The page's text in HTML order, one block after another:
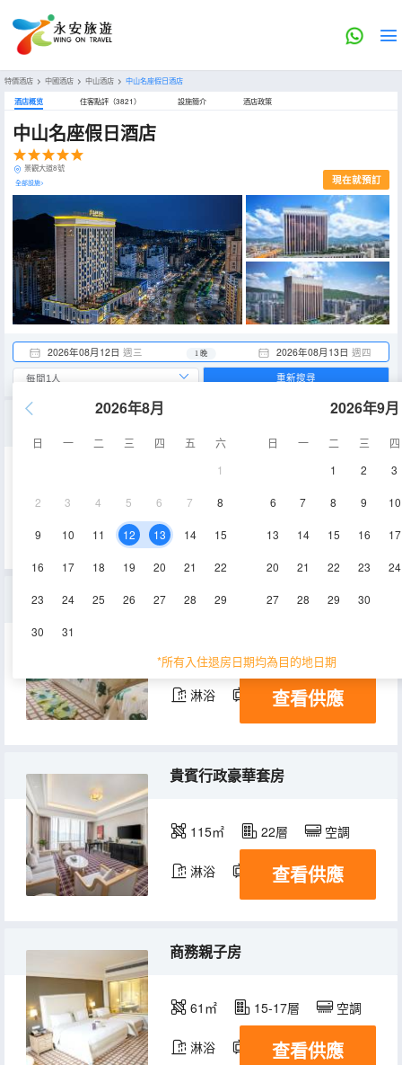
特價酒店 > 中國酒店 > 中山酒店 > 中山名座假日酒店
酒店概览 住客點評（3821） 設施簡介 酒店政策
中山名座假日酒店
景觀大道8號
全部設施> 現在就預訂
2026年08月12日 週三 2026年08月13日 週四
1 晚
2026年8月
日 一 二 三 四 五
六
1
2 3 4 5 6 7 8
9 10 11 12 13 14 15
16 17 18 19 20 21 22
23 24 25 26 27 28 29
30 31
2026年9月
日 一 二 三
四
1
2 3
6 7 8 9 10
13 14 15 16 17
20 21 22 23 24
27 28 29 30
*所有入住退房日期均為目的地日期
重新搜尋
115㎡ 空調
名座-豪華親子主題房
61㎡ 10層 空調
淋浴 電視機 冰箱
查看供應
貴賓行政豪華套房
115㎡ 22層 空調
淋浴 電視機 冰箱
查看供應
商務親子房
61㎡ 15-17層 空調
淋浴 電視機 冰箱
查看供應